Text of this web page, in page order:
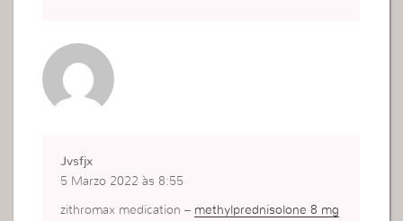
Jvsfjx
5 Marzo 2022 às 8:55
zithromax medication – methylprednisolone 8 mg